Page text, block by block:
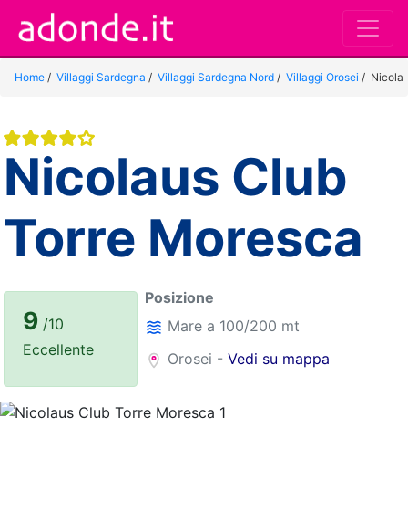
Home / Villaggi Sardegna / Villaggi Sardegna Nord / Villaggi Orosei /
Nicolaus Club
Torre Moresca
9 /10
Eccellente
Posizione
Mare a 100/200 mt
Orosei - Vedi su mappa